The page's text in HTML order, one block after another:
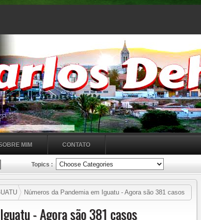
MIM CONTATO
Topics :
Números da Pandemia em Iguatu - Agora são 381 casos
- Agora são 381 casos